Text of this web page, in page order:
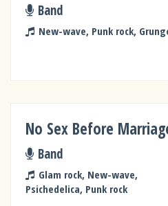
Band
New-wave, Punk rock,
No Sex Before
Band
Glam rock, New-wave,
Psichedelica, Punk rock